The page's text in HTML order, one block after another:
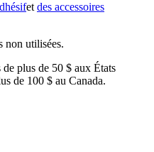
et des accessoires
non utilisées.
plus de 50 $ aux États
de 100 $ au Canada.